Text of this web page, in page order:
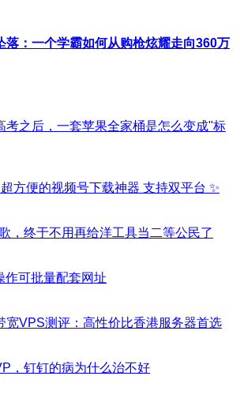
落：一个学霸如何从购枪炫耀走向360万
考之后，一套苹果全家桶是怎么变成"标
方便的视频号下载神器 支持双平台 ✨
，终于不用再给洋工具当二等公民了
作可批量配套网址
宽VPS测评：高性价比香港服务器首选
，钉钉的病为什么治不好